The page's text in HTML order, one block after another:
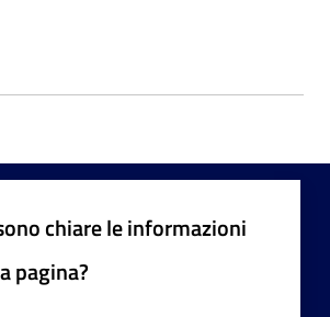
chiare le informazioni
pagina?